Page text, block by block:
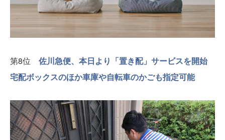
第8位 佐川急便、本日より「置き配」サービスを開始
宅配ボックスのほか車庫や自転車のかごも指定可能